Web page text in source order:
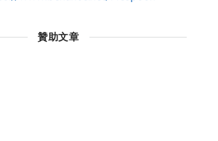
贊助文章